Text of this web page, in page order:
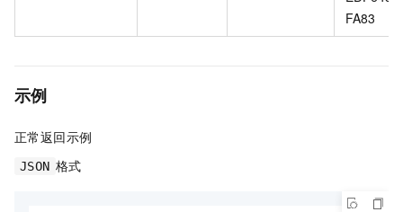
FA83
示例
正常返回示例
JSON 格式